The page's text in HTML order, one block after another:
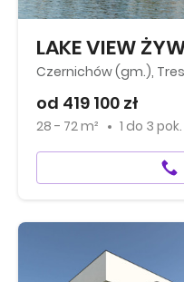
LAKE VIEW
Czernichów (gm.),
od 419 100 zł
28 - 72 m² 1 do 3 pok.